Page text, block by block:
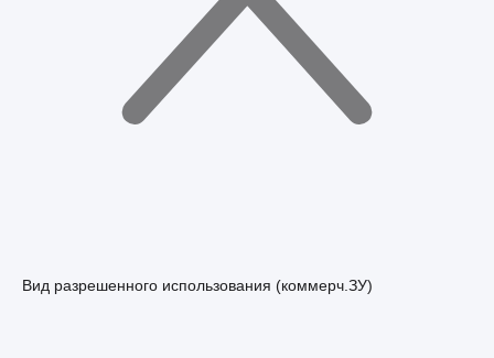
Вид разрешенного использования (коммерч.ЗУ)